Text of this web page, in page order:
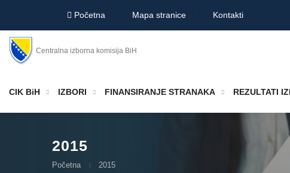
Početna Mapa stranice Kontakti
Centralna izborna komisija BiH
CIK BiH IZBORI FINANSIRANJE STRANAKA REZULTATI
2015
Početna 2015